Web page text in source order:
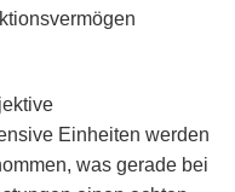
Einheiten werden
was gerade bei